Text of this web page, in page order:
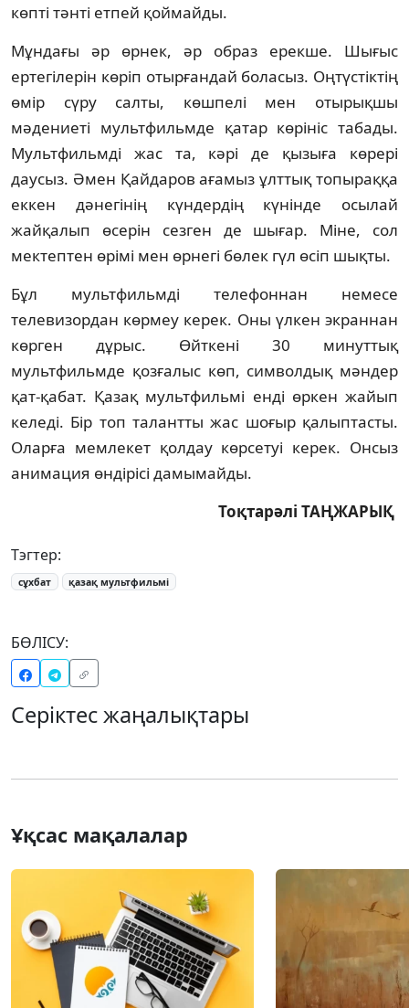
көпті тәнті етпей қоймайды.
Мұндағы әр өрнек, әр образ ерекше. Шығыс
ертегілерін көріп отырғандай боласыз. Оң­түстіктің
өмір сүру салты, көшпелі мен отырықшы
мәдениеті мультфильмде қатар көрі­ніс табады.
Мультфильмді жас та, кәрі де қызыға көрері
даусыз. Әмен Қайдаров ағамыз ұлт­тық топыраққа
еккен дәнегінің күндердің күнінде осылай
жайқалып өсерін сезген де шы­ғар. Міне, сол
мектептен өрімі мен өрнегі бөлек гүл өсіп шықты.
Бұл мультфильмді телефоннан немесе
телевизордан көрмеу керек. Оны үлкен экран­нан
көрген дұрыс. Өйткені 30 минуттық
мультфильмде қозғалыс көп, символдық мәндер
қат-қабат. Қазақ мультфильмі енді өркен жайып
келеді. Бір топ талантты жас шоғыр қа­лып­тасты.
Оларға мемлекет қолдау көрсетуі керек. Онсыз
анимация өндірісі дамы­майды.
Тоқтарәлі ТАҢЖАРЫҚ
Тэгтер:
сұхбат қазақ мультфильмі
БӨЛІСУ:
Серіктес жаңалықтары
Ұқсас мақалалар